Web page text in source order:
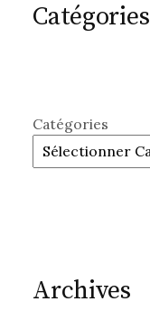
Catégories
Catégories
Archives